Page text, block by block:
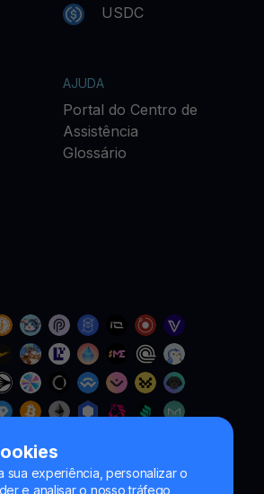
sua experiência, personalizar o
e analisar o nosso tráfego,
USDC
AJUDA
Portal do Centro de
Assistência
Glossário